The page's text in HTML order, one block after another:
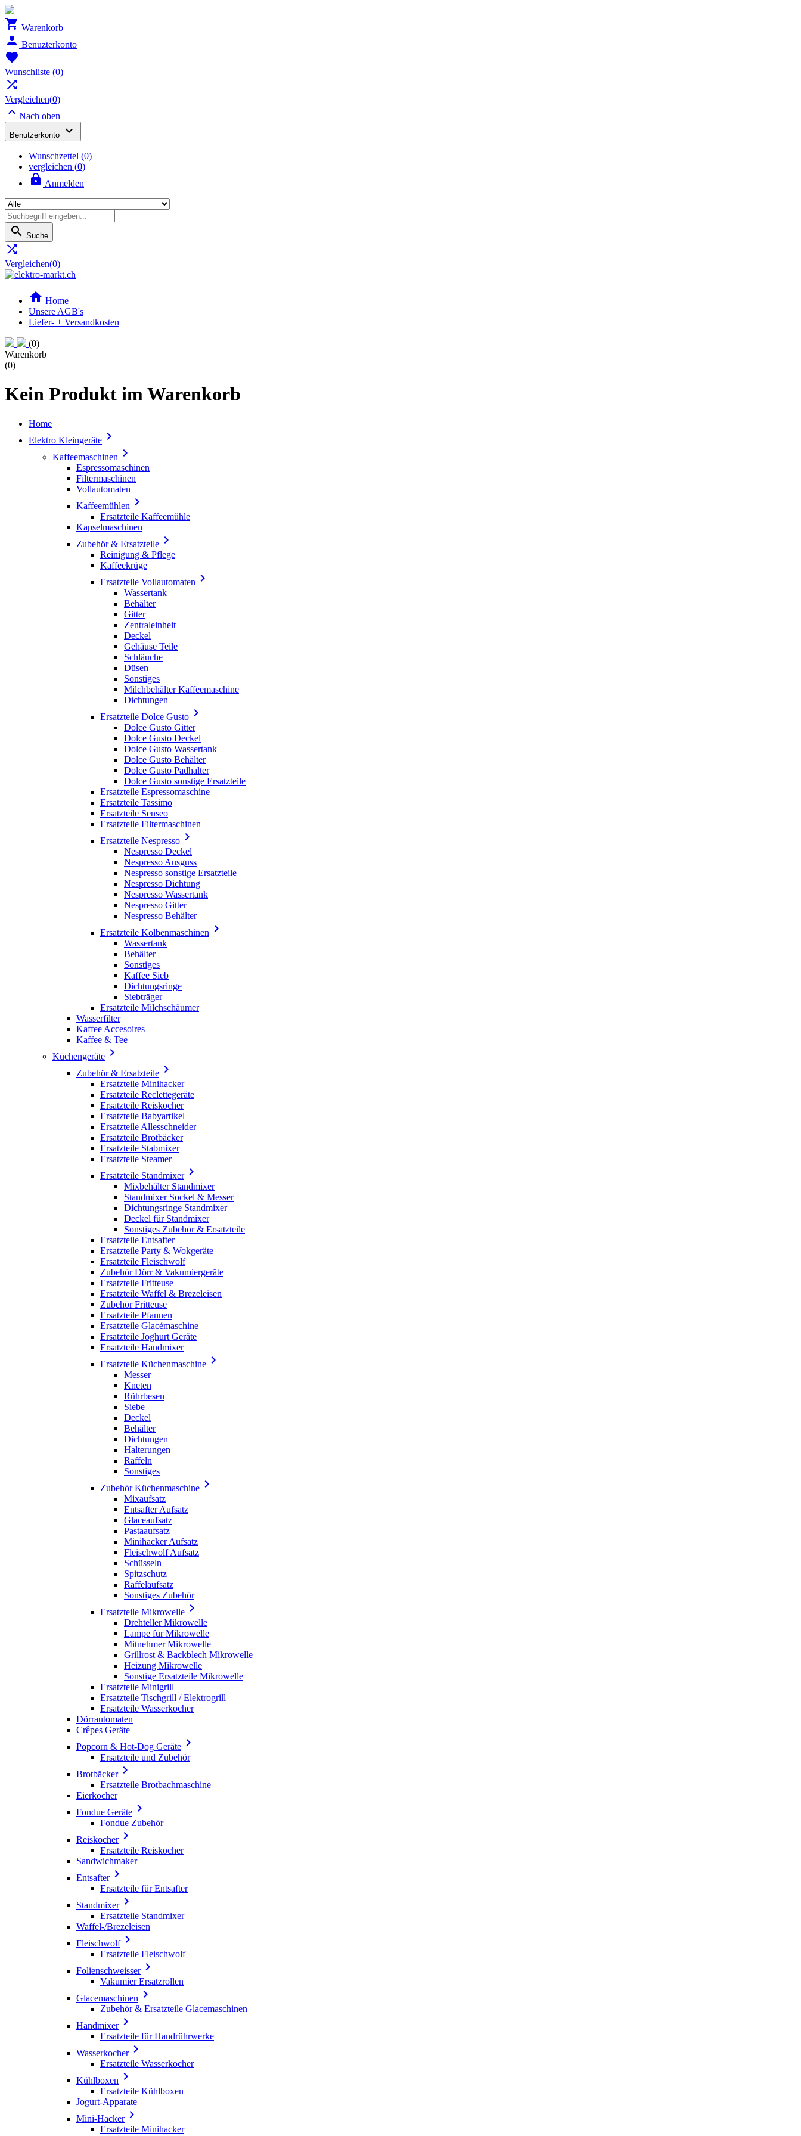
 Warenkorb
 Benuzterkonto

Wunschliste (0)

Vergleichen(0)
 Nach oben
Benutzerkonto 
Wunschzettel (0)
vergleichen (0)
 Anmelden
 Suche

Vergleichen(0)
 Home
Unsere AGB's
Liefer- + Versandkosten
(0)
Warenkorb
(0)
Kein Produkt im Warenkorb
Home
Elektro Kleingeräte 
Kaffeemaschinen 
Espressomaschinen
Filtermaschinen
Vollautomaten
Kaffeemühlen 
Ersatzteile Kaffeemühle
Kapselmaschinen
Zubehör & Ersatzteile 
Reinigung & Pflege
Kaffeekrüge
Ersatzteile Vollautomaten 
Wassertank
Behälter
Gitter
Zentraleinheit
Deckel
Gehäuse Teile
Schläuche
Düsen
Sonstiges
Milchbehälter Kaffeemaschine
Dichtungen
Ersatzteile Dolce Gusto 
Dolce Gusto Gitter
Dolce Gusto Deckel
Dolce Gusto Wassertank
Dolce Gusto Behälter
Dolce Gusto Padhalter
Dolce Gusto sonstige Ersatzteile
Ersatzteile Espressomaschine
Ersatzteile Tassimo
Ersatzteile Senseo
Ersatzteile Filtermaschinen
Ersatzteile Nespresso 
Nespresso Deckel
Nespresso Ausguss
Nespresso sonstige Ersatzteile
Nespresso Dichtung
Nespresso Wassertank
Nespresso Gitter
Nespresso Behälter
Ersatzteile Kolbenmaschinen 
Wassertank
Behälter
Sonstiges
Kaffee Sieb
Dichtungsringe
Siebträger
Ersatzteile Milchschäumer
Wasserfilter
Kaffee Accesoires
Kaffee & Tee
Küchengeräte 
Zubehör & Ersatzteile 
Ersatzteile Minihacker
Ersatzteile Reclettegeräte
Ersatzteile Reiskocher
Ersatzteile Babyartikel
Ersatzteile Allesschneider
Ersatzteile Brotbäcker
Ersatzteile Stabmixer
Ersatzteile Steamer
Ersatzteile Standmixer
Mixbehälter Standmixer
Standmixer Sockel & Messer
Dichtungsringe Standmixer
Deckel für Standmixer
Sonstiges Zubehör & Ersatzteile
Ersatzteile Entsafter
Ersatzteile Party & Wokgeräte
Ersatzteile Fleischwolf
Zubehör Dörr & Vakumiergeräte
Ersatzteile Fritteuse
Ersatzteile Waffel & Brezeleisen
Zubehör Fritteuse
Ersatzteile Pfannen
Ersatzteile Glacémaschine
Ersatzteile Joghurt Geräte
Ersatzteile Handmixer
Ersatzteile Küchenmaschine 
Messer
Kneten
Rührbesen
Siebe
Deckel
Behälter
Dichtungen
Halterungen
Raffeln
Sonstiges
Zubehör Küchenmaschine 
Mixaufsatz
Entsafter Aufsatz
Glaceaufsatz
Pastaaufsatz
Minihacker Aufsatz
Fleischwolf Aufsatz
Schüsseln
Spitzschutz
Raffelaufsatz
Sonstiges Zubehör
Ersatzteile Mikrowelle 
Drehteller Mikrowelle
Lampe für Mikrowelle
Mitnehmer Mikrowelle
Grillrost & Backblech Mikrowelle
Heizung Mikrowelle
Sonstige Ersatzteile Mikrowelle
Ersatzteile Minigrill
Ersatzteile Tischgrill / Elektrogrill
Ersatzteile Wasserkocher
Dörrautomaten
Crêpes Geräte
Popcorn & Hot-Dog Geräte 
Ersatzteile und Zubehör
Brotbäcker
Ersatzteile Brotbachmaschine
Eierkocher
Fondue Geräte 
Fondue Zubehör
Reiskocher
Ersatzteile Reiskocher
Sandwichmaker
Entsafter
Ersatzteile für Entsafter
Standmixer
Ersatzteile Standmixer
Waffel-/Brezeleisen
Fleischwolf
Ersatzteile Fleischwolf
Folienschweisser
Vakumier Ersatzrollen
Glacemaschinen 
Zubehör & Ersatzteile Glacemaschinen
Handmixer
Ersatzteile für Handrührwerke
Wasserkocher
Ersatzteile Wasserkocher
Kühlboxen 
Ersatzteile Kühlboxen
Jogurt-Apparate
Mini-Hacker
Ersatzteile Minihacker